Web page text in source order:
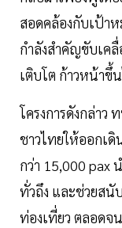
สอดคล้องกับเป้า
กำลังสำคัญขับเค
เติบโต ก้าวหน้าขึ้
โครงการดังกล่าว
ชาวไทยให้ออกเดิ
กว่า 15,000 pax
ทั่วถึง และช่วยสนั
ท่องเที่ยว ตลอดจ